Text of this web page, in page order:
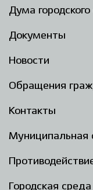
Дума городского
Документы
Новости
Обращения
Контакты
Муниципальная
Городская среда